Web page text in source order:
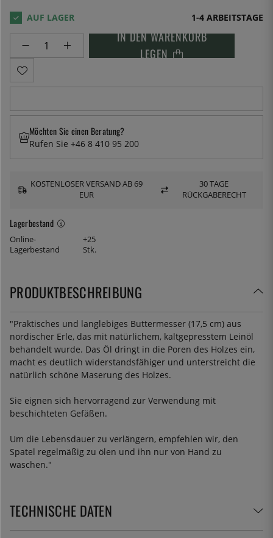
1-4 ARBEITSTAGE
IN DEN WARENKORB
LEGEN
Lagerbestand
Online-
Lagerbestand
+25
Stk.
Möchten Sie einen Beratung?
Rufen Sie +46 8 410 95 200
KOSTENLOSER VERSAND AB 69
EUR
30 TAGE
RÜCKGABERECHT
PRODUKTBESCHREIBUNG
"Praktisches und langlebiges Buttermesser (17,5 cm) aus
nordischer Erle, das mit natürlichem, kaltgepresstem Leinöl
behandelt wurde. Das Öl dringt in die Poren des Holzes ein,
macht es deutlich widerstandsfähiger und unterstreicht die
natürlich schöne Maserung des Holzes.
Sie eignen sich hervorragend zur Verwendung mit
beschichteten Gefäßen.
Um die Lebensdauer zu verlängern, empfehlen wir, den
Spatel regelmäßig zu ölen und ihn nur von Hand zu
waschen."
TECHNISCHE DATEN